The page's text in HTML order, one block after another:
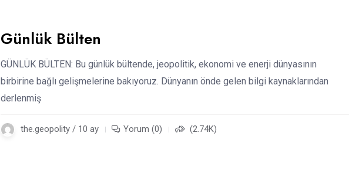
Günlük Bülten
GÜNLÜK BÜLTEN: Bu günlük bültende, jeopolitik, ekonomi ve enerji dünyasının
birbirine bağlı gelişmelerine bakıyoruz. Dünyanın önde gelen bilgi kaynaklarından
derlenmiş
the.geopolity / 10 ay Yorum (0) (2.74K)